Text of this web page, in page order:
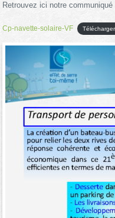
Retrouvez ici notre
Cp-navette-solaire-VF Télécharger